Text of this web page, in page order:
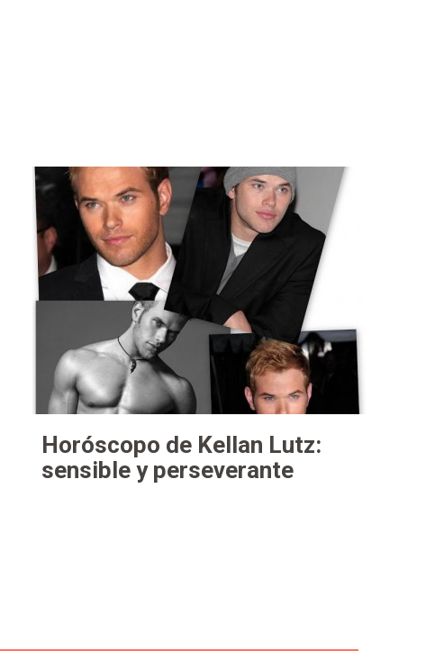
Horóscopo de Kellan Lutz:
sensible y perseverante